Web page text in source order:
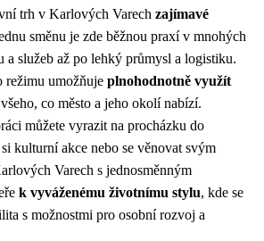
trh v Karlových Varech zajímavé
směnu je zde běžnou praxí v mnohých
a služeb až po lehký průmysl a logistiku.
režimu umožňuje plnohodnotně využít
co město a jeho okolí nabízí.
můžete vyrazit na procházku do
kulturní akce nebo se věnovat svým
Varech s jednosměnným
k vyváženému životnímu stylu, kde se
s možnostmi pro osobní rozvoj a